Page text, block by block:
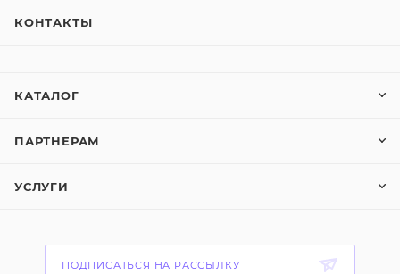
КОНТАКТЫ
КАТАЛОГ
ПАРТНЕРАМ
УСЛУГИ
ПОДПИСАТЬСЯ НА РАССЫЛКУ